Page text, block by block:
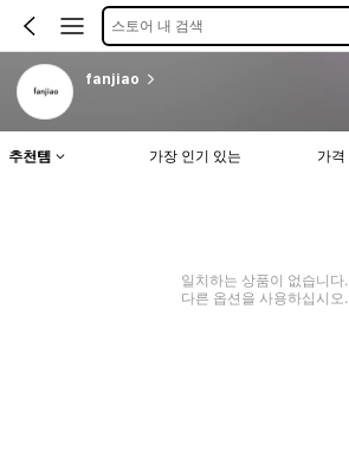
스토어 내 검색
fanjiao
추천템 가장 인기 있는 가격
일치하는 상품이 없습니다.
다른 옵션을 사용하십시오.